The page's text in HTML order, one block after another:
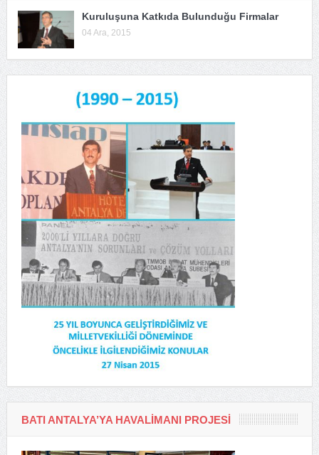
Kuruluşuna Katkıda Bulunduğu Firmalar
04 Ara, 2015
BATI ANTALYA’YA HAVALIMANI PROJESI